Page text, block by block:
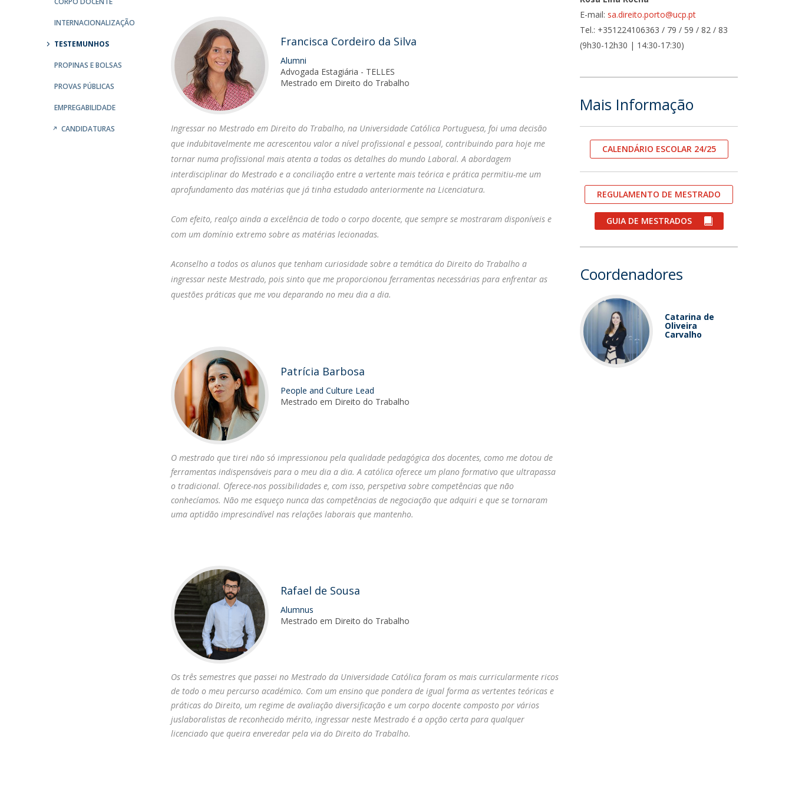
Ofertas de Emprego
INTERNACIONALIZAÇÃO
TESTEMUNHOS
PROPINAS E BOLSAS
PROVAS PÚBLICAS
EMPREGABILIDADE
CANDIDATURAS
Francisca Cordeiro da Silva
Alumni
Advogada Estagiária - TELLES
Mestrado em Direito do Trabalho
Ingressar no Mestrado em Direito do Trabalho, na Universidade Católica Portuguesa, foi uma decisão
que indubitavelmente me acrescentou valor a nível profissional e pessoal, contribuindo para hoje me
tornar numa profissional mais atenta a todas os detalhes do mundo Laboral. A abordagem
interdisciplinar do Mestrado e a conciliação entre a vertente mais teórica e prática permitiu-me um
aprofundamento das matérias que já tinha estudado anteriormente na Licenciatura.
Com efeito, realço ainda a excelência de todo o corpo docente, que sempre se mostraram disponíveis e
com um domínio extremo sobre as matérias lecionadas.
Aconselho a todos os alunos que tenham curiosidade sobre a temática do Direito do Trabalho a
ingressar neste Mestrado, pois sinto que me proporcionou ferramentas necessárias para enfrentar as
questões práticas que me vou deparando no meu dia a dia.
Patrícia Barbosa
People and Culture Lead
Mestrado em Direito do Trabalho
O mestrado que tirei não só impressionou pela qualidade pedagógica dos docentes, como me dotou de
ferramentas indispensáveis para o meu dia a dia. A católica oferece um plano formativo que ultrapassa
o tradicional. Oferece-nos possibilidades e, com isso, perspetiva sobre competências que não
conhecíamos. Não me esqueço nunca das competências de negociação que adquiri e que se tornaram
uma aptidão imprescindível nas relações laborais que mantenho.
Rafael de Sousa
Alumnus
Mestrado em Direito do Trabalho
Os três semestres que passei no Mestrado da Universidade Católica foram os mais curricularmente ricos
de todo o meu percurso académico. Com um ensino que pondera de igual forma as vertentes teóricas e
práticas do Direito, um regime de avaliação diversificação e um corpo docente composto por vários
juslaboralistas de reconhecido mérito, ingressar neste Mestrado é a opção certa para qualquer
licenciado que queira enveredar pela via do Direito do Trabalho.
E-mail: sa.direito.porto@ucp.pt
Tel.: +351224106363 / 79 / 59 / 82 / 83
(9h30-12h30 | 14:30-17:30)
Mais Informação
CALENDÁRIO ESCOLAR 24/25
REGULAMENTO DE MESTRADO
GUIA DE MESTRADOS
Coordenadores
Catarina de
Oliveira
Carvalho